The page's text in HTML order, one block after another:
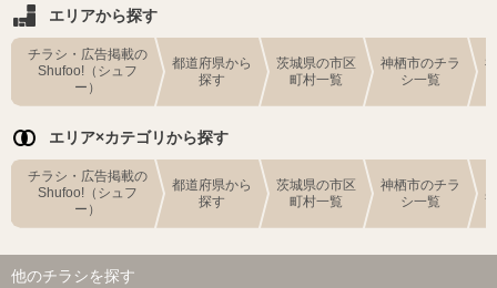
エリアから探す
チラシ・広告掲載の
Shufoo!（シュフ
ー）
都道府県から
探す
茨城県の市区
町村一覧
神栖市のチラ
シ一覧
エリア×カテゴリから探す
チラシ・広告掲載の
Shufoo!（シュフ
ー）
都道府県から
探す
茨城県の市区
町村一覧
神栖市のチラ
シ一覧
他のチラシを探す